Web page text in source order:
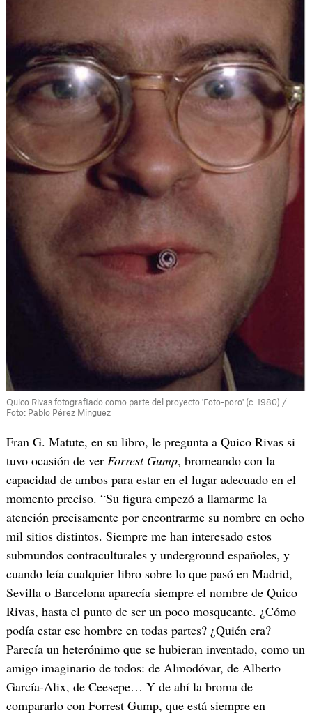
Quico Rivas fotografiado como parte del proyecto 'Foto-poro' (c. 1980) /
Foto: Pablo Pérez Mínguez
Fran G. Matute, en su libro, le pregunta a Quico Rivas si
tuvo ocasión de ver Forrest Gump, bromeando con la
capacidad de ambos para estar en el lugar adecuado en el
momento preciso. “Su figura empezó a llamarme la
atención precisamente por encontrarme su nombre en ocho
mil sitios distintos. Siempre me han interesado estos
submundos contraculturales y underground españoles, y
cuando leía cualquier libro sobre lo que pasó en Madrid,
Sevilla o Barcelona aparecía siempre el nombre de Quico
Rivas, hasta el punto de ser un poco mosqueante. ¿Cómo
podía estar ese hombre en todas partes? ¿Quién era?
Parecía un heterónimo que se hubieran inventado, como un
amigo imaginario de todos: de Almodóvar, de Alberto
García-Alix, de Ceesepe… Y de ahí la broma de
compararlo con Forrest Gump, que está siempre en